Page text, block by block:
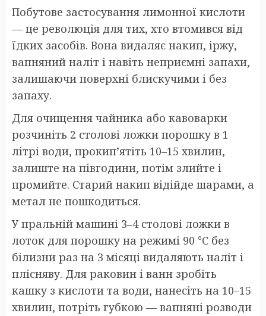
Побутове застосування лимонної кислоти
— це революція для тих, хто втомився від
їдких засобів. Вона видаляє накип, іржу,
вапняний наліт і навіть неприємні запахи,
залишаючи поверхні блискучими і без
запаху.
Для очищення чайника або кавоварки
розчиніть 2 столові ложки порошку в 1
літрі води, прокип’ятіть 10–15 хвилин,
залиште на півгодини, потім злийте і
промийте. Старий накип відійде шарами, а
метал не пошкодиться.
У пральній машині 3–4 столові ложки в
лоток для порошку на режимі 90 °C без
білизни раз на 3 місяці видаляють наліт і
плісняву. Для раковин і ванн зробіть
кашку з кислоти та води, нанесіть на 10–15
хвилин, потріть губкою — вапняні розводи